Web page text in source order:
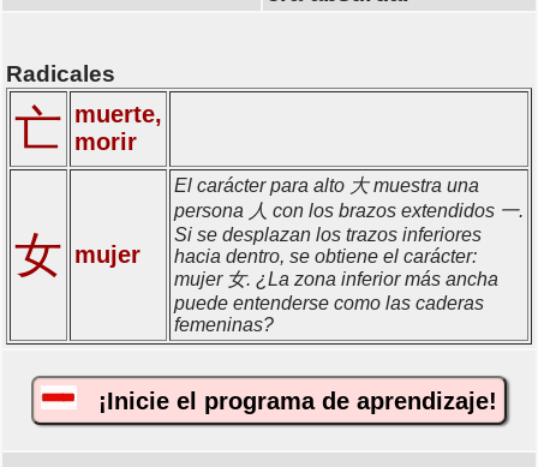
Radicales
亡 muerte,
morir
女 mujer
El carácter para alto 大 muestra una
persona 人 con los brazos extendidos 一.
Si se desplazan los trazos inferiores
hacia dentro, se obtiene el carácter:
mujer 女. ¿La zona inferior más ancha
puede entenderse como las caderas
femeninas?
¡Inicie el programa de aprendizaje!